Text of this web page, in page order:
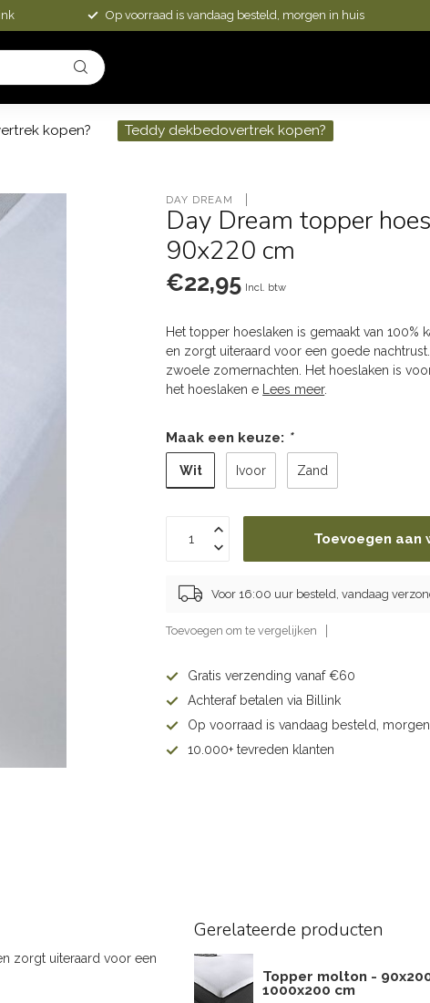
Op voorraad is vandaag besteld, morgen in huis
kopen? Teddy dekbedovertrek kopen?
DAY DREAM
Day Dream topper
90x220 cm
€22,95 Incl. btw
Het topper hoeslaken is gemaakt van 100%
en zorgt uiteraard voor een goede
zwoele zomernachten. Het hoeslaken is
het hoeslaken e
Lees meer.
Maak een keuze: *
Wit Ivoor Zand
Toevoegen aan
Voor 16:00 uur besteld, vandaag
Toevoegen om te vergelijken
Gratis verzending vanaf €60
Achteraf betalen via Billink
Op voorraad is vandaag besteld,
10.000+ tevreden klanten
zorgt uiteraard voor een
Gerelateerde producten
Topper molton -
1000x200 cm